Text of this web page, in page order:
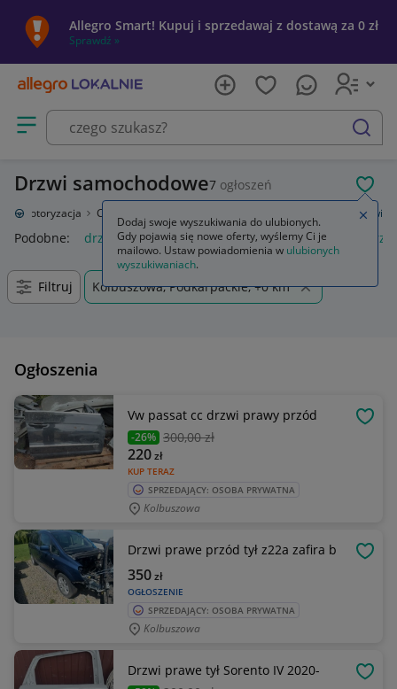
Allegro Smart! Kupuj i sprzedawaj z dostawą za 0 zł
Sprawdź »
Otwórz menu z kategoriami
szukaj
Drzwi samochodowe7 ogłoszeń
Motoryzacja Części samochodowe Drzwi
Podobne: drzwi moskitiera na drzwi balkonowe drzwi
Filtruj Kolbuszowa, Podkarpackie, +0 km
Ogłoszenia
Vw passat cc drzwi prawy przód
-26% 300,00 zł
KUP TERAZ
220zł
SPRZEDAJĄCY: OSOBA PRYWATNA
Kolbuszowa
Drzwi prawe przód tył z22a zafira b
OGŁOSZENIE
350zł
SPRZEDAJĄCY: OSOBA PRYWATNA
Kolbuszowa
Drzwi prawe tył Sorento IV 2020-
Dodaj swoje wyszukiwania do ulubionych.
Gdy pojawią się nowe oferty, wyślemy Ci je
mailowo. Ustaw powiadomienia w ulubionych
wyszukiwaniach.